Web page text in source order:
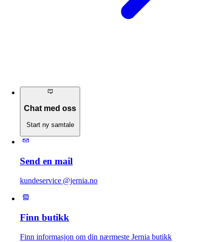
Chat med oss
Start ny samtale
Send en mail
kundeservice @jernia.no
Finn butikk
Finn informasjon om din nærmeste Jernia butikk